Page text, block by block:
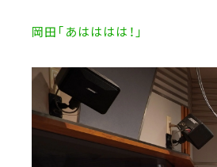
岡田「あはははは！」